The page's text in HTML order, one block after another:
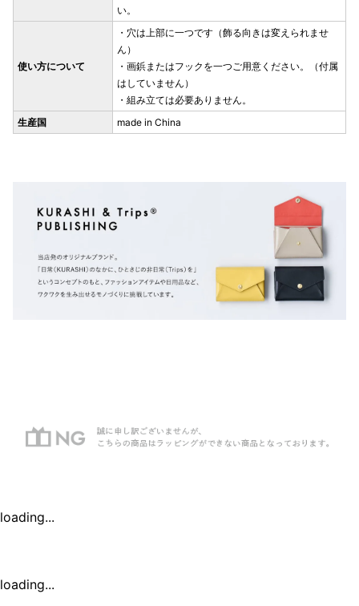
い。
使い方について
・穴は上部に一つです（飾る向きは変えられませ
ん）
・画鋲またはフックを一つご用意ください。（付属
はしていません）
・組み立ては必要ありません。
生産国
made in China
loading...
loading...